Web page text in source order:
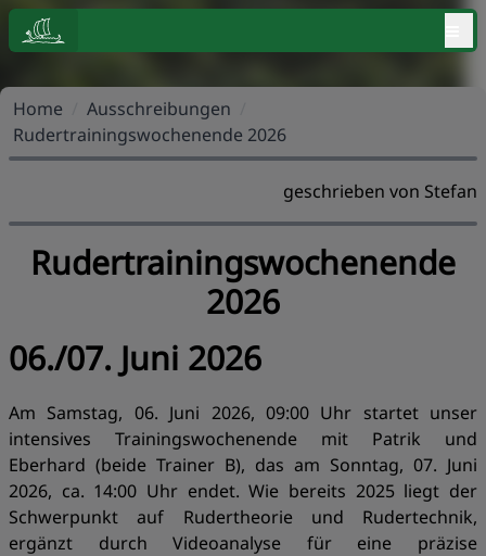
Home Ausschreibungen
Rudertrainingswochenende 2026
geschrieben von Stefan
Rudertrainingswochenende
2026
06./07. Juni 2026
Am Samstag, 06. Juni 2026, 09:00 Uhr startet unser
intensives Trainingswochenende mit Patrik und
Eberhard (beide Trainer B), das am Sonntag, 07. Juni
2026, ca. 14:00 Uhr endet. Wie bereits 2025 liegt der
Schwerpunkt auf Rudertheorie und Rudertechnik,
ergänzt durch Videoanalyse für eine präzise